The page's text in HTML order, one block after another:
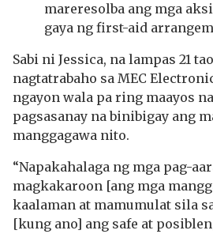
mareresolba ang mga
gaya ng first-aid
Sabi ni Jessica, na lampas 21
nagtatrabaho sa MEC
ngayon wala pa ring maayos
pagsasanay na binibigay ang
manggagawa nito.
“Napakahalaga ng mga pag-
magkakaroon [ang mga
kaalaman at mamumulat sila
[kung ano] ang safe at